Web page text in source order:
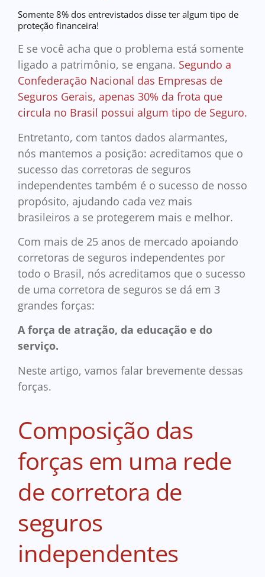
Somente 8% dos entrevistados disse ter algum tipo de
proteção financeira!
E se você acha que o problema está somente
ligado a patrimônio, se engana. Segundo a
Confederação Nacional das Empresas de
Seguros Gerais, apenas 30% da frota que
circula no Brasil possui algum tipo de Seguro.
Entretanto, com tantos dados alarmantes,
nós mantemos a posição: acreditamos que o
sucesso das corretoras de seguros
independentes também é o sucesso de nosso
propósito, ajudando cada vez mais
brasileiros a se protegerem mais e melhor.
Com mais de 25 anos de mercado apoiando
corretoras de seguros independentes por
todo o Brasil, nós acreditamos que o sucesso
de uma corretora de seguros se dá em 3
grandes forças:
A força de atração, da educação e do
serviço.
Neste artigo, vamos falar brevemente dessas
forças.
Composição das
forças em uma rede
de corretora de
seguros
independentes